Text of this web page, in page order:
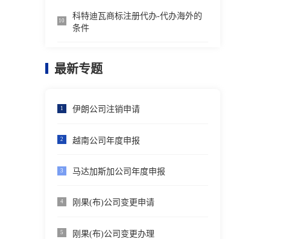
10
科特迪瓦商标注册代办-代办海外的
条件
最新专题
1 伊朗公司注销申请
2 越南公司年度申报
3 马达加斯加公司年度申报
4 刚果(布)公司变更申请
5 刚果(布)公司变更办理